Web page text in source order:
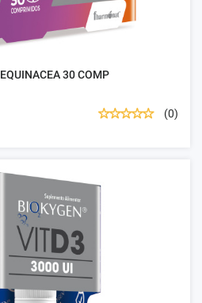
30 COMP
(0)